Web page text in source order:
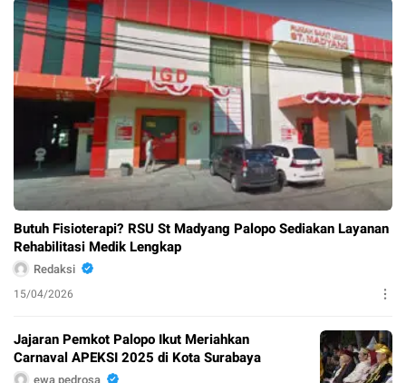
Butuh Fisioterapi? RSU St Madyang Palopo Sediakan Layanan
Rehabilitasi Medik Lengkap
Redaksi
15/04/2026
Jajaran Pemkot Palopo Ikut Meriahkan
Carnaval APEKSI 2025 di Kota Surabaya
ewa pedrosa